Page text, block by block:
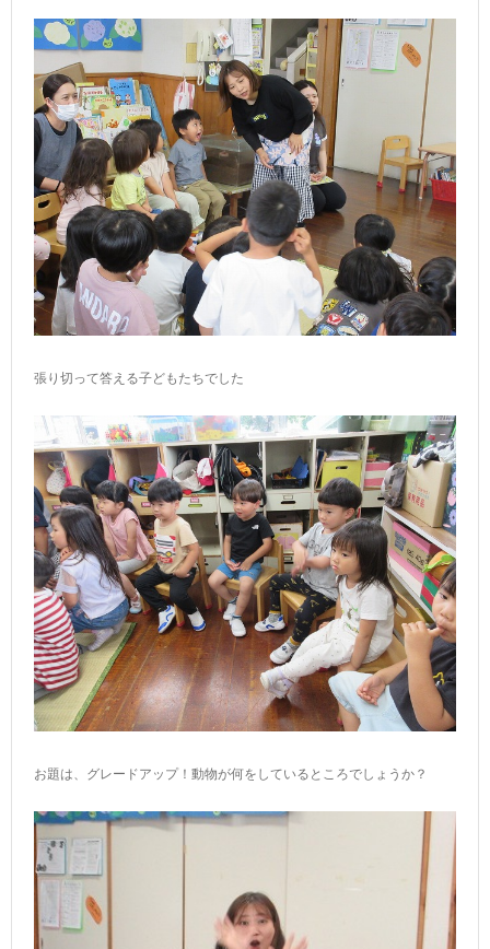
張り切って答える子どもたちでした
お題は、グレードアップ！動物が何をしているところでしょうか？